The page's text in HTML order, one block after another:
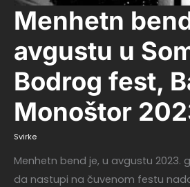
Menhetn
avgustu u
Bodrog fest,
Monoštor
Svirke
Menhetn bend je, u avgustu 2023.
da nastupi na čuvenom festu
Menhetn
bend
u
avgustu
Somboru
–
Bodrog
Bački
Monoštor
2023.